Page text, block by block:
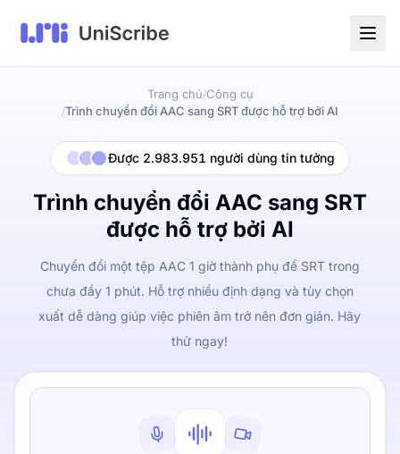
Trang chủ/Công cụ
/Trình chuyển đổi AAC sang SRT được hỗ trợ bởi AI
Được 2.983.951 người dùng tin tưởng
Trình chuyển đổi AAC sang SRT
được hỗ trợ bởi AI
Chuyển đổi một tệp AAC 1 giờ thành phụ đề SRT trong
chưa đầy 1 phút. Hỗ trợ nhiều định dạng và tùy chọn
xuất dễ dàng giúp việc phiên âm trở nên đơn giản. Hãy
thử ngay!